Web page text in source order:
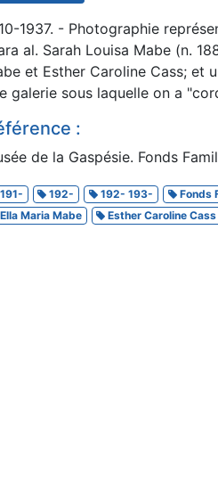
1937. - Photographie
al. Sarah Louisa Mabe (n.
et Esther Caroline Cass; et
galerie sous laquelle on a
:
de la Gaspésie. Fonds
192- 192- 193- Fonds
Maria Mabe
Esther Caroline Cass